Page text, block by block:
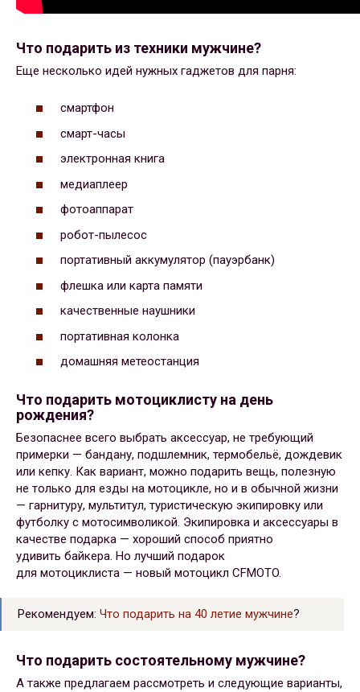
Что подарить из техники мужчине?
Еще несколько идей нужных гаджетов для парня:
смартфон
смарт-часы
электронная книга
медиаплеер
фотоаппарат
робот-пылесос
портативный аккумулятор (пауэрбанк)
флешка или карта памяти
качественные наушники
портативная колонка
домашняя метеостанция
Что подарить мотоциклисту на день
рождения?
Безопаснее всего выбрать аксессуар, не требующий
примерки — бандану, подшлемник, термобельё, дождевик
или кепку. Как вариант, можно подарить вещь, полезную
не только для езды на мотоцикле, но и в обычной жизни
— гарнитуру, мультитул, туристическую экипировку или
футболку с мотосимволикой. Экипировка и аксессуары в
качестве подарка — хороший способ приятно
удивить байкера. Но лучший подарок
для мотоциклиста — новый мотоцикл CFMOTO.
Рекомендуем: Что подарить на 40 летие мужчине?
Что подарить состоятельному мужчине?
А также предлагаем рассмотреть и следующие варианты,